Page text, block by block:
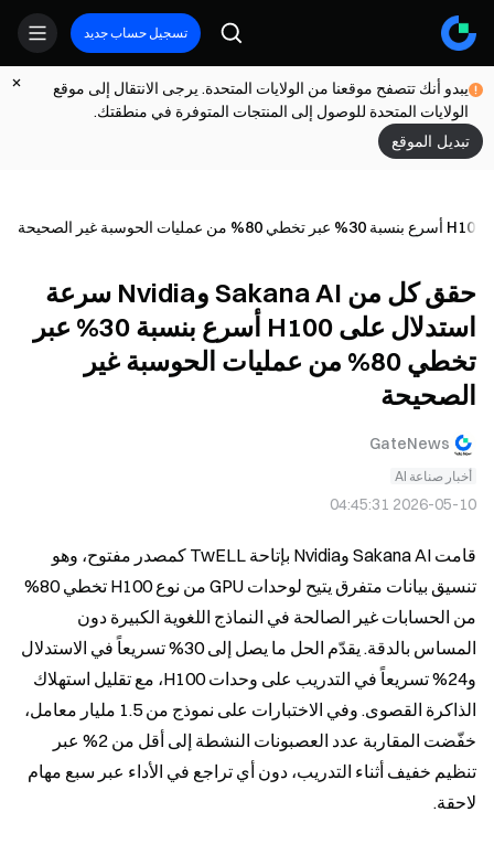
تسجيل حساب جديد
يبدو أنك تتصفح موقعنا من الولايات المتحدة. يرجى الانتقال إلى موقع
الولايات المتحدة للوصول إلى المنتجات المتوفرة في منطقتك.
تبديل الموقع
حقق كل من Sakana AI وNvidia سرعة
استدلال على H100 أسرع بنسبة 30% عبر
تخطي 80% من عمليات الحوسبة غير
الصحيحة
GateNews
أخبار صناعة AI
2026-05-10 04:45:31
لاحقة.